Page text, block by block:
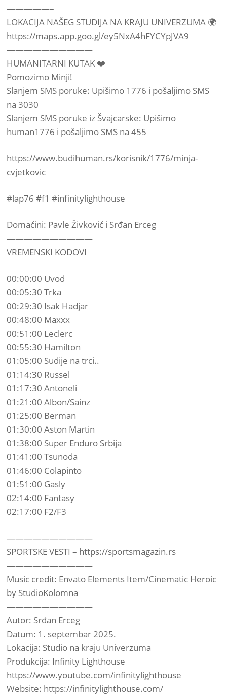
—————–
LOKACIJA NAŠEG STUDIJA NA KRAJU UNIVERZUMA 🌍
https://maps.app.goo.gl/ey5NxA4hFYCYpJVA9
——————————
HUMANITARNI KUTAK ❤️
Pomozimo Minji!
Slanjem SMS poruke: Upišimo 1776 i pošaljimo SMS
na 3030
Slanjem SMS poruke iz Švajcarske: Upišimo
human1776 i pošaljimo SMS na 455
https://www.budihuman.rs/korisnik/1776/minja-
cvjetkovic
#lap76 #f1 #infinitylighthouse
Domaćini: Pavle Živković i Srđan Erceg
——————————
VREMENSKI KODOVI
00:00:00 Uvod
00:05:30 Trka
00:29:30 Isak Hadjar
00:48:00 Maxxx
00:51:00 Leclerc
00:55:30 Hamilton
01:05:00 Sudije na trci..
01:14:30 Russel
01:17:30 Antoneli
01:21:00 Albon/Sainz
01:25:00 Berman
01:30:00 Aston Martin
01:38:00 Super Enduro Srbija
01:41:00 Tsunoda
01:46:00 Colapinto
01:51:00 Gasly
02:14:00 Fantasy
02:17:00 F2/F3
——————————
SPORTSKE VESTI – https://sportsmagazin.rs
——————————
Music credit: Envato Elements Item/Cinematic Heroic
by StudioKolomna
——————————
Autor: Srđan Erceg
Datum: 1. septembar 2025.
Lokacija: Studio na kraju Univerzuma
Produkcija: Infinity Lighthouse
https://www.youtube.com/infinitylighthouse
Website: https://infinitylighthouse.com/